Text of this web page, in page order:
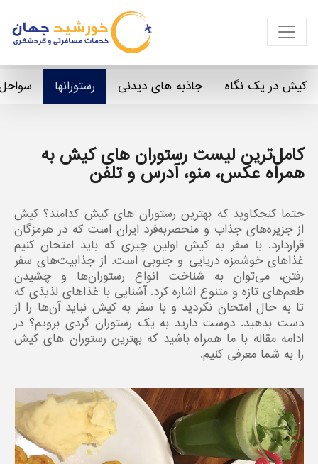
کیش در یک نگاه جاذبه های دیدنی رستورانها
کامل‌ترین لیست رستوران ‌های کیش به
همراه عکس، منو، آدرس و تلفن
حتما کنجکاوید که بهترین رستوران های کیش کدامند؟ کیش
از جزیره‌های جذاب و منحصربه‌فرد ایران است که در هرمزگان
قراردارد. با سفر به کیش اولین چیزی که باید امتحان کنیم
غذاهای خوشمزه دریایی و جنوبی است. از جذابیت‌های سفر
رفتن، می‌توان به شناخت انواع رستوران‌ها و چشیدن
طعم‌های تازه و متنوع اشاره کرد. آشنایی با غذاهای لذیذی که
تا به‌ حال امتحان نکردید و با سفر به کیش نباید آن‌ها را از
دست بدهید. دوست دارید به یک رستوران گردی برویم؟ در
ادامه مقاله با ما همراه باشید که بهترین‌‌ رستوران های کیش
را به شما معرفی کنیم.